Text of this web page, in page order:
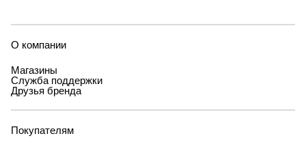
О компании
Магазины
Служба поддержки
Друзья бренда
Покупателям